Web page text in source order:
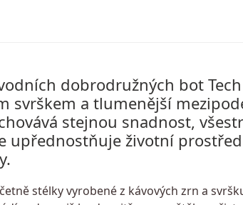
dobrodružných bot
svrškem a tlumenější
stejnou snadnost,
upřednostňuje životní
stélky vyrobené z kávových zrn a